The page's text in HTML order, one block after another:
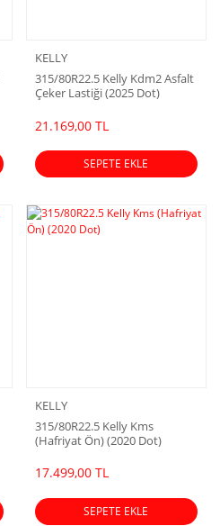
KELLY
315/80R22.5 Kelly Kdm2 Asfalt
Çeker Lastiği (2025 Dot)
21.169,00 TL
SEPETE EKLE
KELLY
315/80R22.5 Kelly Kms
(Hafriyat Ön) (2020 Dot)
17.499,00 TL
SEPETE EKLE